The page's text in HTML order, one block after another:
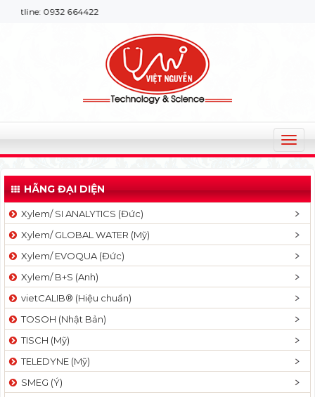
664422
T
o
g
l
v
a
t
n
HÃNG ĐẠI DIỆN
Xylem/ SI ANALYTICS (Đức)
Xylem/ GLOBAL WATER (Mỹ)
Xylem/ EVOQUA (Đức)
Xylem/ B+S (Anh)
vietCALIB® (Hiệu chuẩn)
TOSOH (Nhật Bản)
TISCH (Mỹ)
TELEDYNE (Mỹ)
SMEG (Ý)